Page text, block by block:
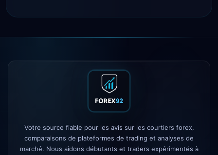
→ 0,1 pips
Exnesslancé
politique de levier modifiée
FP Markets
— nouveaux comptes
AvaTrade
licence réglementaire
perdue
3d
Votre source fiable pour les avis sur les courtiers forex,
comparaisons de plateformes de trading et analyses de
marché. Nous aidons débutants et traders expérimentés à